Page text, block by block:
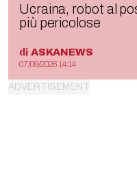
Ucraina, robot al
più pericolose
di ASKANEWS
07/08/2026 14:14